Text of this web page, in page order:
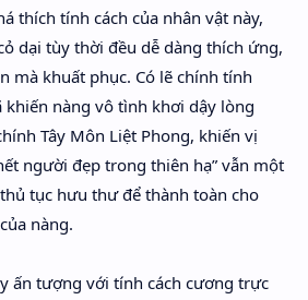
thích tính cách của nhân vật này,
dại tùy thời đều dễ dàng thích ứng,
mà khuất phục. Có lẽ chính tính
khiến nàng vô tình khơi dậy lòng
Tây Môn Liệt Phong, khiến vị
người đẹp trong thiên hạ” vẫn một
tục hưu thư để thành toàn cho
nàng.
ấn tượng với tính cách cương trực